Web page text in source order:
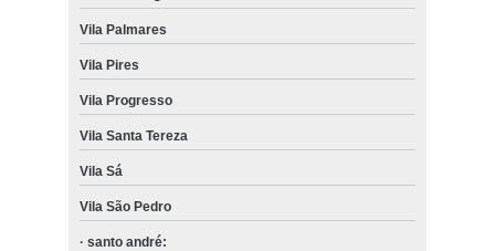
Vila Palmares
Vila Pires
Vila Progresso
Vila Santa Tereza
Vila Sá
Vila São Pedro
· santo andré: